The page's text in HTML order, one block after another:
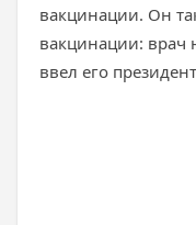
вакцинации. Он
вакцинации:
ввел его